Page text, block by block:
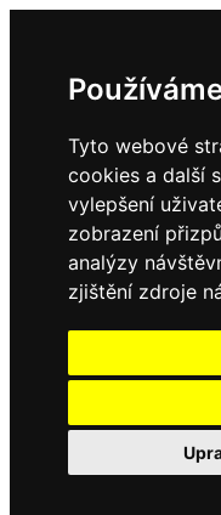
Tyto webové
cookies a další
vylepšení
zobrazení
analýzy
zjištění zdroje